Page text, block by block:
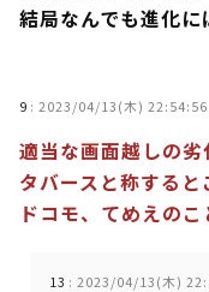
結局なんでも進化に
9 : 2023/04/13(木)
適当な画面越しの
タバースと称する
ドコモ、てめえのこ
13 : 2023/04/13(木)